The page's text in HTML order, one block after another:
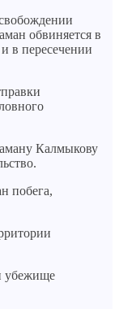
обвиняется в
в пересечении
Калмыкову
побега,
убежище